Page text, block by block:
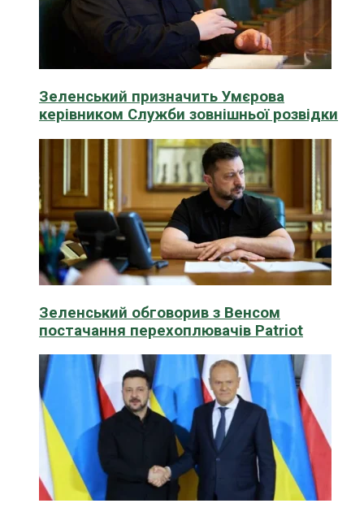
Зеленський призначить Умєрова
керівником Служби зовнішньої розвідки
Зеленський обговорив з Венсом
постачання перехоплювачів Patriot